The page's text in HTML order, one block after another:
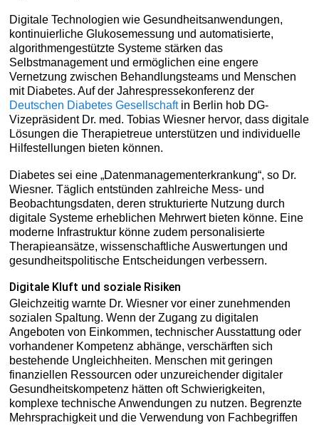
Digitale Technologien wie Gesundheitsanwendungen,
kontinuierliche Glukosemessung und automatisierte,
algorithmengestützte Systeme stärken das
Selbstmanagement und ermöglichen eine engere
Vernetzung zwischen Behandlungsteams und Menschen
mit Diabetes. Auf der Jahrespressekonferenz der
Deutschen Diabetes Gesellschaftin Berlin hob DG-
Vizepräsident Dr. med. Tobias Wiesner hervor, dass digitale
Lösungen die Therapietreue unterstützen und individuelle
Hilfestellungen bieten können.
Diabetes sei eine „Datenmanagementerkrankung“, so Dr.
Wiesner. Täglich entstünden zahlreiche Mess‑ und
Beobachtungsdaten, deren strukturierte Nutzung durch
digitale Systeme erheblichen Mehrwert bieten könne. Eine
moderne Infrastruktur könne zudem personalisierte
Therapieansätze, wissenschaftliche Auswertungen und
gesundheitspolitische Entscheidungen verbessern.
Digitale Kluft und soziale Risiken
Gleichzeitig warnte Dr. Wiesner vor einer zunehmenden
sozialen Spaltung. Wenn der Zugang zu digitalen
Angeboten von Einkommen, technischer Ausstattung oder
vorhandener Kompetenz abhänge, verschärften sich
bestehende Ungleichheiten. Menschen mit geringen
finanziellen Ressourcen oder unzureichender digitaler
Gesundheitskompetenz hätten oft Schwierigkeiten,
komplexe technische Anwendungen zu nutzen. Begrenzte
Mehrsprachigkeit und die Verwendung von Fachbegriffen